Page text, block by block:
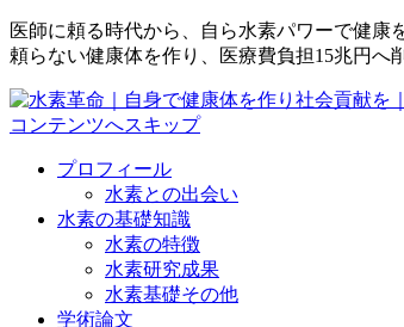
医師に頼る時代から、自ら水素パワーで健
頼らない健康体を作り、医療費負担15兆円へ
コンテンツへスキップ
プロフィール
水素との出会い
水素の基礎知識
水素の特徴
水素研究成果
水素基礎その他
学術論文